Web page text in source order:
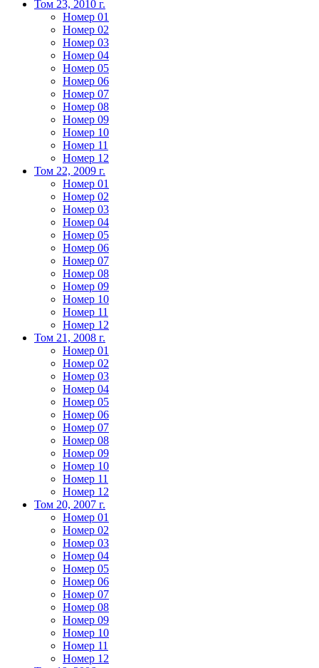
Том 23, 2010 г.
Номер 01
Номер 02
Номер 03
Номер 04
Номер 05
Номер 06
Номер 07
Номер 08
Номер 09
Номер 10
Номер 11
Номер 12
Том 22, 2009 г.
Номер 01
Номер 02
Номер 03
Номер 04
Номер 05
Номер 06
Номер 07
Номер 08
Номер 09
Номер 10
Номер 11
Номер 12
Том 21, 2008 г.
Номер 01
Номер 02
Номер 03
Номер 04
Номер 05
Номер 06
Номер 07
Номер 08
Номер 09
Номер 10
Номер 11
Номер 12
Том 20, 2007 г.
Номер 01
Номер 02
Номер 03
Номер 04
Номер 05
Номер 06
Номер 07
Номер 08
Номер 09
Номер 10
Номер 11
Номер 12